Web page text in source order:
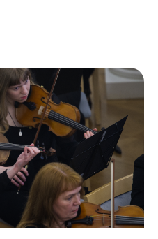
65.
100
ülikool
tantsib"